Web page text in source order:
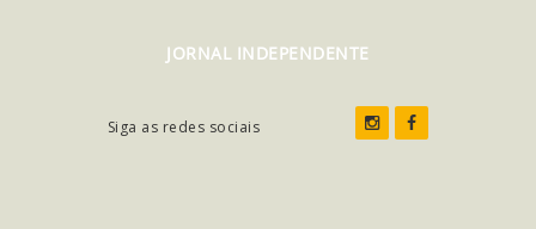
JORNAL INDEPENDENTE
Siga as redes sociais